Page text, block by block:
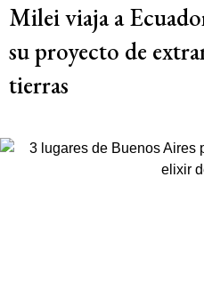
Milei viaja a
su proyecto de
tierras